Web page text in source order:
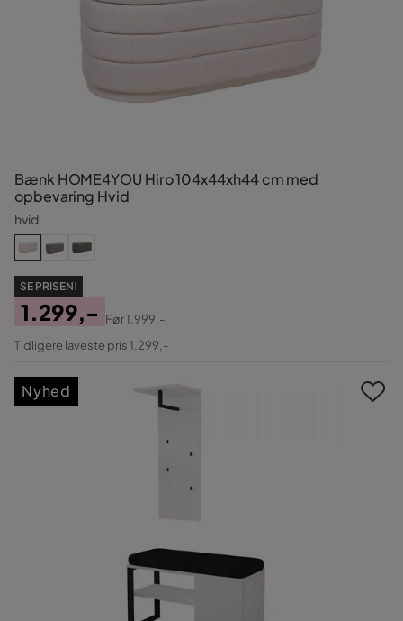
Bænk HOME4YOU Hiro 104x44xh44 cm med
opbevaring Hvid
hvid
SE PRISEN!
Pris
1.299,-
Original
Før1.999,-
Tidligere laveste pris 1.299,-
Nyhed